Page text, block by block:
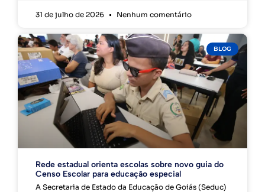
31 de julho de 2026 Nenhum comentário
BLOG
Rede estadual orienta escolas sobre novo guia do
Censo Escolar para educação especial
A Secretaria de Estado da Educação de Goiás (Seduc)